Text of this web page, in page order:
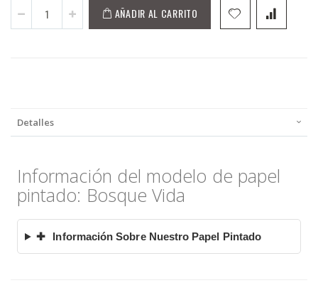
AÑADIR AL CARRITO
Detalles
Información del modelo de papel
pintado: Bosque Vida
✚ Información Sobre Nuestro Papel Pintado